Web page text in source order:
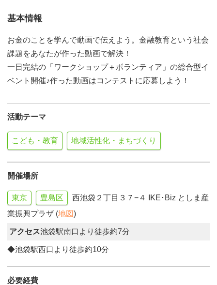
基本情報
お金のことを学んで動画で伝えよう。金融教育という社会
課題をあなたが作った動画で解決！
一日完結の「ワークショップ＋ボランティア」の総合型イ
ベント開催♪作った動画はコンテストに応募しよう！
活動テーマ
こども・教育 地域活性化・まちづくり
開催場所
東京 豊島区
西池袋２丁目３７−４ IKE･Biz としま産
業振興プラザ (地図)
アクセス池袋駅南口より徒歩約7分
◆池袋駅西口より徒歩約10分
必要経費